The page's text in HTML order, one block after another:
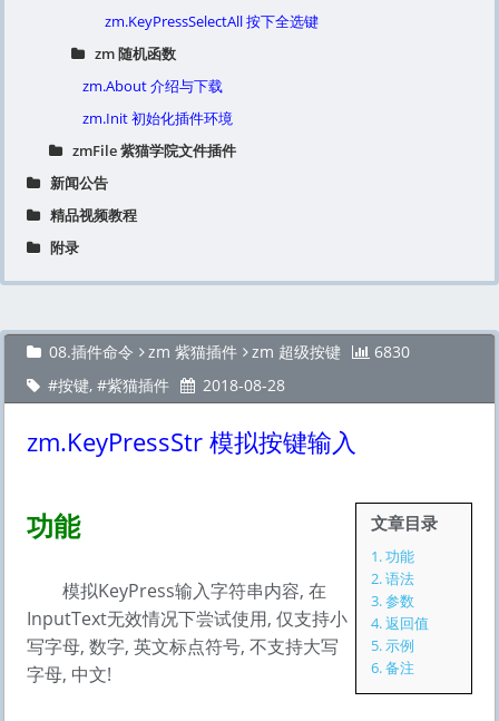
zm.KeyPressSelectAll 按下全选键
zm 随机函数
zm.About 介绍与下载
zm.Init 初始化插件环境
zmFile 紫猫学院文件插件
新闻公告
精品视频教程
附录
08.插件命令 zm 紫猫插件
zm 超级按键
按键, 紫猫插件 2018-08-28
6830
zm.KeyPressStr 模拟按键输入
文章目录
1.功能
2.语法
3.参数
4.返回值
5.示例
6.备注
功能
模拟KeyPress输入字符串内容, 在
InputText无效情况下尝试使用, 仅支持小
写字母, 数字, 英文标点符号, 不支持大写
字母, 中文!